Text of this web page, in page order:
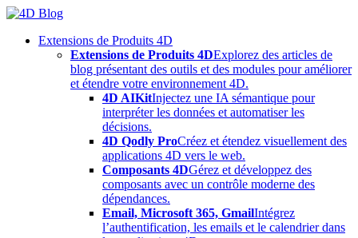
Skip
contentExtensions de Produits 4D
Extensions de Produits 4DExplorez des articles de
blog présentant des outils et des modules pour améliorer
et étendre votre environnement 4D.
4D AIKitInjectez une IA sémantique pour
interpréter les données et automatiser les
décisions.
4D Qodly ProCréez et étendez visuellement des
applications 4D vers le web.
Composants 4DGérez et développez des
composants avec un contrôle moderne des
dépendances.
Email, Microsoft 365, GmailIntégrez
l’authentification, les emails et le calendrier dans